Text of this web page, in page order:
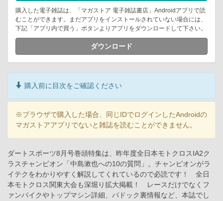
購入した電子雑誌は、「マガストア 電子雑誌書店」Androidアプリで読
むことができます。まだアプリをインストールされていない場合には、
下記「アプリ内で買う」ボタンよりアプリをダウンロードして下さい。
ダウンロード
購入前に目次をご確認ください
※ブラウザで購入した場合、同じIDでログインしたAndroidの
マガストアアプリでないと雑誌を読むことができません。
ダートスポーツ8月号巻頭特集は、昨年度全日本モトクロスIA2ク
ラスチャンピオン「中島漱也への10の質問」。チャンピオンがラ
イテクをわかりやすく解説してくれているので必読です！ 全日
本モトクロス関東大会も深堀り拡大掲載！ レースだけでなくフ
ァンバイクやトップマシン詳細、パドック裏情報など、本誌でし